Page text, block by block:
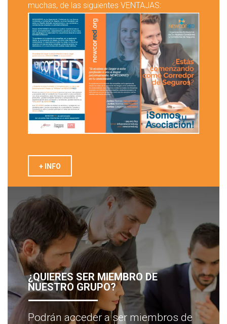
muchas, de las siguientes VENTAJAS:
+ INFO
¿QUIERES SER MIEMBRO DE
NUESTRO GRUPO?
Podrán acceder a ser miembros de